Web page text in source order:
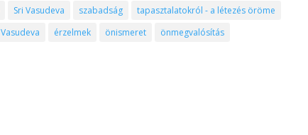
Sri Vasudeva szabadság
tapasztalatokról - a létezés öröme
Vasudeva érzelmek önismeret
önmegvalósítás